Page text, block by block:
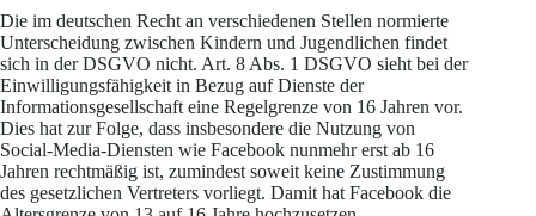
Die im deutschen Recht an verschiedenen Stellen normierte
Unterscheidung zwischen Kindern und Jugendlichen findet
sich in der DSGVO nicht. Art. 8 Abs. 1 DSGVO sieht bei der
Einwilligungsfähigkeit in Bezug auf Dienste der
Informationsgesellschaft eine Regelgrenze von 16 Jahren vor.
Dies hat zur Folge, dass insbesondere die Nutzung von
Social-Media-Diensten wie Facebook nunmehr erst ab 16
Jahren rechtmäßig ist, zumindest soweit keine Zustimmung
des gesetzlichen Vertreters vorliegt. Damit hat Facebook die